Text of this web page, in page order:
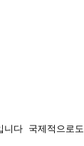
다 국제적으로